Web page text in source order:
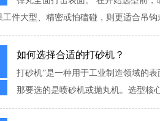
工件大型、精密或怕磕碰，则更适合吊
如何选择合适的打砂机？
打砂机”是一种用于工业制造领域的
那要选的是喷砂机或抛丸机。选型核